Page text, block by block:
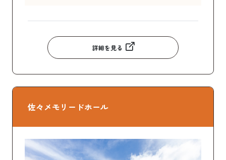
詳細を見る
佐々メモリードホール